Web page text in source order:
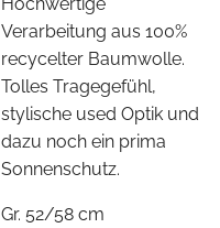
Verarbeitung aus 100%
recycelter Baumwolle.
Tolles Tragegefühl,
stylische used Optik und
dazu noch ein prima
Sonnenschutz.
Gr. 52/58 cm